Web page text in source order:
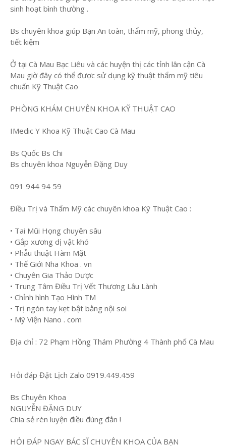
sinh hoạt bình thường .
Bs chuyên khoa giúp Bạn An toàn, thẩm mỹ, phong thủy,
tiết kiệm
Ở tại Cà Mau Bạc Liêu và các huyện thị các tỉnh lân cận Cà
Mau giờ đây có thể được sử dụng kỹ thuật thẩm mỹ tiêu
chuẩn Kỹ Thuật Cao
PHÒNG KHÁM CHUYÊN KHOA KỸ THUẬT CAO
IMedic Y Khoa Kỹ Thuật Cao Cà Mau
Bs Quốc Bs Chi
Bs chuyên khoa Nguyễn Đặng Duy
091 944 94 59
Điều Trị và Thẩm Mỹ các chuyên khoa Kỹ Thuật Cao :
• Tai Mũi Họng chuyên sâu
• Gắp xương dị vật khó
• Phẫu thuật Hàm Mặt
• Thế Giới Nha Khoa . vn
• Chuyên Gia Thảo Dược
• Trung Tâm Điều Trị Vết Thương Lâu Lành
• Chỉnh hình Tạo Hình TM
• Trị ngón tay kẹt bật bằng nội soi
• Mỹ Viện Nano . com
Địa chỉ : 72 Phạm Hồng Thám Phường 4 Thành phố Cà Mau
Hỏi đáp Đặt Lịch Zalo 0919.449.459
Bs Chuyên Khoa
NGUYỄN ĐẶNG DUY
Chia sẻ rèn luyện điều đúng đắn !
HỎI ĐÁP NGAY BÁC SĨ CHUYÊN KHOA CỦA BẠN